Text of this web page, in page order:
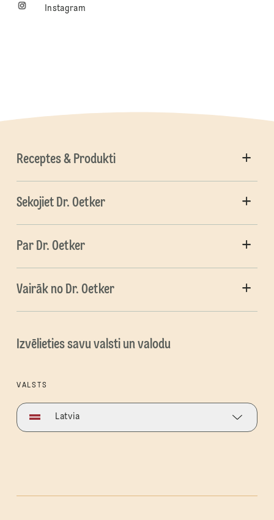
Instagram
Receptes & Produkti
Sekojiet Dr. Oetker
Par Dr. Oetker
Vairāk no Dr. Oetker
Izvēlieties savu valsti un valodu
VALSTS
Latvia